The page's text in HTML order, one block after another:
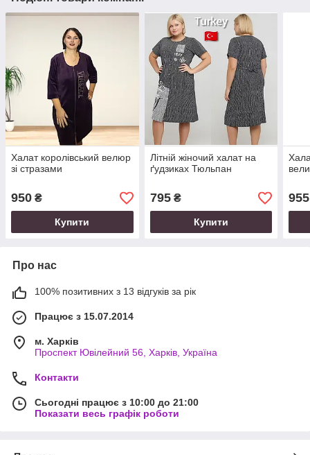
Халат королівський велюр
зі стразами
950 ₴
Купити
Літній жіночий халат на
ґудзиках Тюльпан
795₴
Купити
955
Про нас
100% позитивних з 13 відгуків за рік
Працює з 15.07.2014
м. Харків
Проспект Ювілейний 56, Харків, Україна
Контакти
Сьогодні працює з 10:00 до 21:00
Показати весь графік роботи